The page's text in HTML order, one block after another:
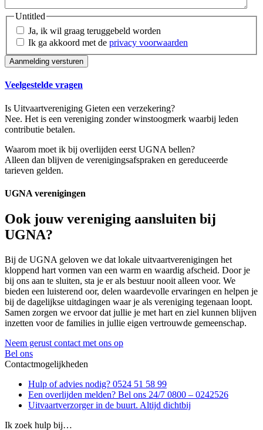
Untitled
Ja, ik wil graag teruggebeld worden
Ik ga akkoord met de privacy voorwaarden
Veelgestelde vragen
Is Uitvaartvereniging Gieten een verzekering?
Nee. Het is een vereniging zonder winstoogmerk waarbij leden
contributie betalen.
Waarom moet ik bij overlijden eerst UGNA bellen?
Alleen dan blijven de verenigingsafspraken en gereduceerde
tarieven gelden.
UGNA verenigingen
Ook jouw vereniging aansluiten bij
UGNA?
Bij de UGNA geloven we dat lokale uitvaartverenigingen het
kloppend hart vormen van een warm en waardig afscheid. Door je
bij ons aan te sluiten, sta je er als bestuur nooit alleen voor. We
bieden een luisterend oor, delen waardevolle ervaringen en helpen je
bij de dagelijkse uitdagingen waar je als vereniging tegenaan loopt.
Samen zorgen we ervoor dat jullie je met hart en ziel kunnen blijven
inzetten voor de families in jullie eigen vertrouwde gemeenschap.
Neem gerust contact met ons op
Bel ons
Contactmogelijkheden
Hulp of advies nodig? 0524 51 58 99
Een overlijden melden? Bel ons 24/7 0800 – 0242526
Uitvaartverzorger in de buurt. Altijd dichtbij
Ik zoek hulp bij…